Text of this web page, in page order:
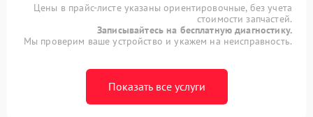
Цены в прайс-листе указаны ориентировочные, без учета
стоимости запчастей.
Записывайтесь на бесплатную диагностику.
Мы проверим ваше устройство и укажем на неисправность.
Показать все услуги